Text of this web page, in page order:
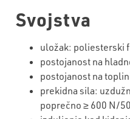
Svojstva
uložak: poliesterski
postojanost na
postojanost na
prekidna sila:
poprečno ≥ 600 N/